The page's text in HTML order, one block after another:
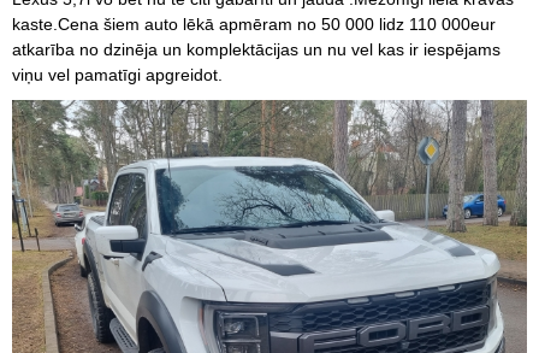
kaste.Cena šiem auto lēkā apmēram no 50 000 lidz 110 000eur
atkarība no dzinēja un komplektācijas un nu vel kas ir iespējams
viņu vel pamatīgi apgreidot.